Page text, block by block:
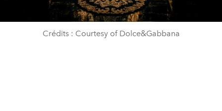
Crédits : Courtesy of Dolce&Gabbana